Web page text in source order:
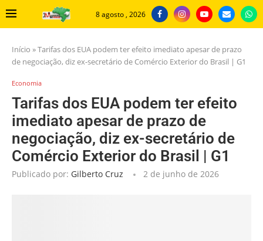
8 agosto , 2026
Início »Tarifas dos EUA podem ter efeito imediato apesar de prazo
de negociação, diz ex-secretário de Comércio Exterior do Brasil | G1
Economia
Tarifas dos EUA podem ter efeito
imediato apesar de prazo de
negociação, diz ex-secretário de
Comércio Exterior do Brasil | G1
Publicado por: Gilberto Cruz 2 de junho de 2026